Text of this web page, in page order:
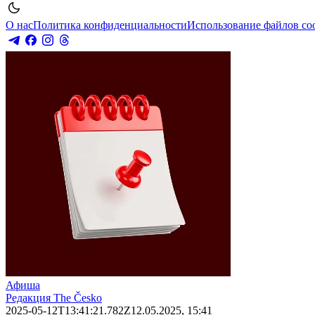
О насПолитика конфиденциальностиИспользование файлов
Афиша
Редакция The Česko
2025-05-12T13:41:21.782Z12.05.2025, 15:41